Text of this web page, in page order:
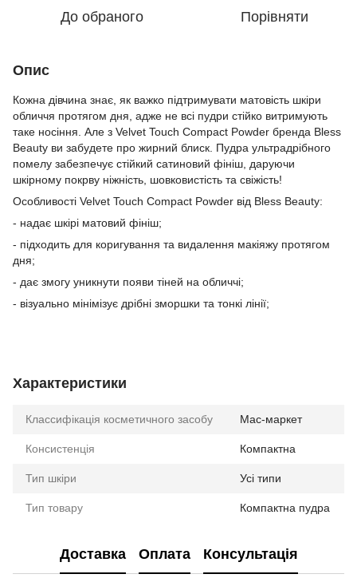
До обраного Порівняти
Опис
Кожна дівчина знає, як важко підтримувати матовість шкіри
обличчя протягом дня, адже не всі пудри стійко витримують
таке носіння. Але з Velvet Touch Compact Powder бренда Bless
Beauty ви забудете про жирний блиск. Пудра ультрадрібного
помелу забезпечує стійкий сатиновий фініш, даруючи
шкірному покрву ніжність, шовковистість та свіжість!
Особливості Velvet Touch Compact Powder від Bless Beauty:
- надає шкірі матовий фініш;
- підходить для коригування та видалення макіяжу протягом
дня;
- дає змогу уникнути появи тіней на обличчі;
- візуально мінімізує дрібні зморшки та тонкі лінії;
Характеристики
Классифікація косметичного засобу Мас-маркет
Консистенція Компактна
Тип шкіри Усі типи
Тип товару Компактна пудра
Доставка Оплата Консультація